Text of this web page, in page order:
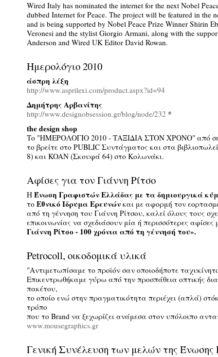
Wired Italy has nominated the internet for the next Nobel
dubbed Internet for Peace. The project will be featured in the
and is being supported by Nobel Peace Prize Winner Shirin
Veronesi and the stylist Giorgio Armani, along with the
Anderson and Wired UK Editor David Rowan.
Ημερολόγιο 2010
άσπρη λέξη
http://www.asprilexi.com/product.aspx?id=94
Δημήτρης Αρβανίτης
http://www.designobsession.gr/blog/node/232 *
the design shop
Το "ΗΜΕΡΟΛΟΓΙΟ 2010 - ΤΑΞΙΔΙΑ ΣΤΟΝ ΧΡΟΝΟ" από
το βρείτε στο PUBLIC Συντάγματος και στα
8) και KOAN (Σκουφά 64) στο Κολωνάκι.
Αφίσες για τον Γιάννη Ρίτσο
Η Ένωση Γραφιστών Ελλάδας με τα δημιουργικά
το Εθνικό Ίδρυμα Ερευνών και με αφορμή τον
από τη γέννηση του Γιάννη Ρίτσου, καλεί όλους τους
επικοινωνίας να σχεδιάσουν μία ή περισσότερες
Γιάννη Ρίτσο - 100 χρόνια από τη γέννησή του».
Petrocoll, οικοδομικά υλικά
"Αντιμετωπίσαμε το προϊόν σαν οποιοδήποτε
Επικεντρωθήκαμε γύρω από την προσπάθεια οπτικής
πακέτου,
το οποίο ενώ στην πραγματικότητα περιέχει (απλά)
τρόπο
που το Brand να ξεχωρίζει ανάμεσα στον υπόλοιπο
www.mousegraphics.gr
Γενική Συνέλευση των μελών της